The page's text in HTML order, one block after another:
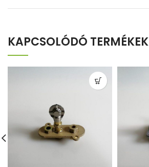
KAPCSOLÓDÓ TERMÉKEK